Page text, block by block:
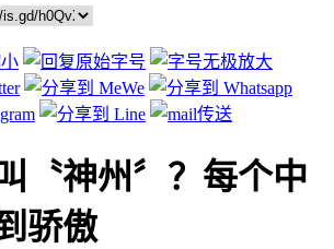
〝神州〞？每个中
骄傲